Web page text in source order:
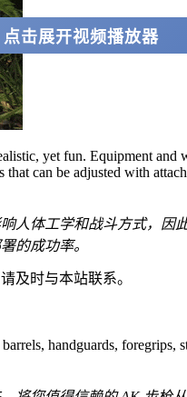
yet fun. Equipment
can be adjusted with
人体工学和战斗方式，
的成功率。
handguards, foregrips,
点击展开视频播放器
及时与本站联系。